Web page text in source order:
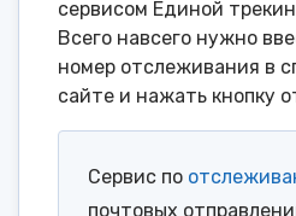
сервисом Единой
Всего навсего нужно
номер отслеживания в
сайте и нажать кнопку
Сервис по
почтовых